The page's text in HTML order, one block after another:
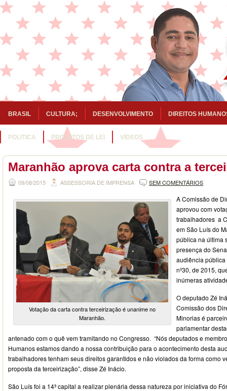
BRASIL CULTURA; DESENVOLVIMENTO DIREITOS
POLITICA PROJETOS DE LEI VÍDEOS
Maranhão aprova carta contra a
09/08/2015 ASSESSORIA DE IMPRENSA SEM COMENTÁRIOS
Votação da carta contra terceirização é unanime no
Maranhão.
A Comissão de
aprovou com
trabalhadores a
em São Luís do
pública na última
presença do
audiência pública
nº30, de 2015,
inúmeras
O deputado Zé
Comissão dos
Minorias é
parlamentar
antenado com o quê vem tramitando no Congresso. “Nós deputados e
Humanos estamos dando a nossa contribuição para o acontecimento desta
trabalhadores tenham seus direitos garantidos e não violados da forma como
proposta da terceirização”, disse Zé Inácio.
São Luís foi a 14ª capital a realizar plenária dessa natureza por iniciativa do